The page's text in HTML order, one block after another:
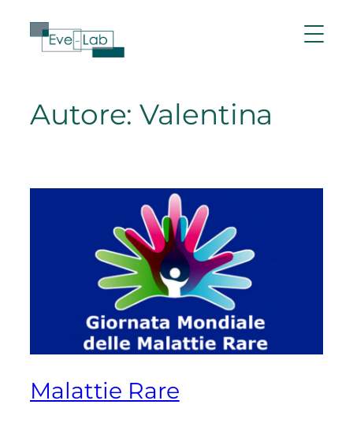
contenuto
Autore:Valentina
Malattie Rare